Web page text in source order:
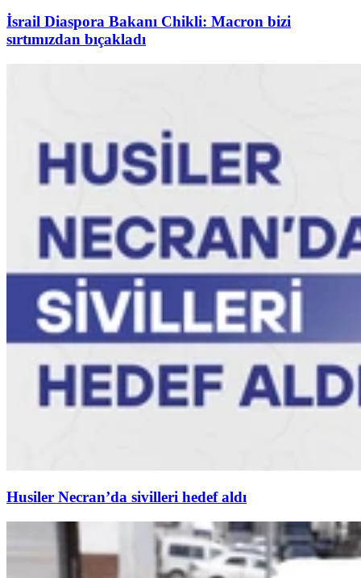
İsrail Diaspora Bakanı Chikli: Macron bizi
sırtımızdan bıçakladı
Husiler Necran’da sivilleri hedef aldı